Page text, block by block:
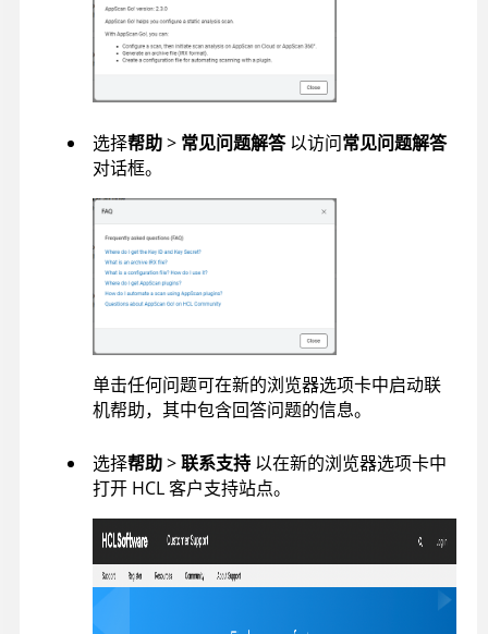
选择帮助> 常见问题解答以访问常见问题解答
对话框。
单击任何问题可在新的浏览器选项卡中启动联
机帮助，其中包含回答问题的信息。
选择帮助>联系支持 以在新的浏览器选项卡中
打开 HCL 客户支持站点。